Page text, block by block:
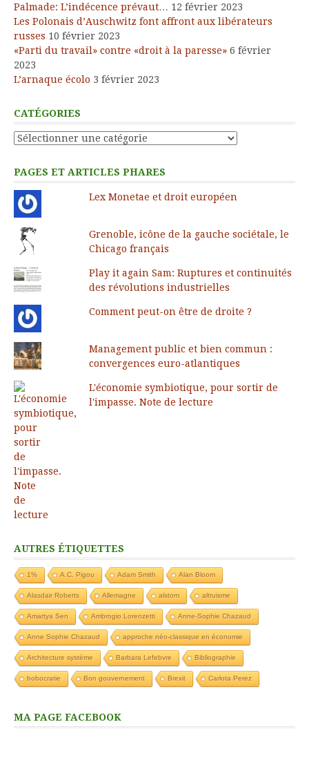
Palmade: L’indécence prévaut… 12 février 2023
Les Polonais d’Auschwitz font affront aux libérateurs
russes 10 février 2023
«Parti du travail» contre «droit à la paresse» 6 février
2023
L’arnaque écolo 3 février 2023
CATÉGORIES
Catégories
PAGES ET ARTICLES PHARES
Lex Monetae et droit européen
Grenoble, icône de la gauche sociétale, le
Chicago français
Play it again Sam: Ruptures et continuités
des révolutions industrielles
Comment peut-on être de droite ?
Management public et bien commun :
convergences euro-atlantiques
L'économie symbiotique, pour sortir de
l'impasse. Note de lecture
AUTRES ÉTIQUETTES
1% A.C. Pigou Adam Smith Alan Bloom
Alasdair Roberts Allemagne alstom altruisme
Amartya Sen Ambrogio Lorenzetti Anne-Sophie Chazaud
Anne Sophie Chazaud approche néo-classique en économie
Architecture système Barbara Lefebvre Bibliographie
bobocratie Bon gouvernement Brexit Carlota Perez
MA PAGE FACEBOOK